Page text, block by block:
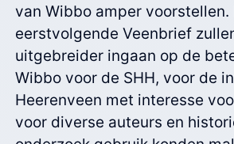
van Wibbo amper voorstellen.
eerstvolgende Veenbrief
uitgebreider ingaan op de
Wibbo voor de SHH, voor de
Heerenveen met interesse
voor diverse auteurs en